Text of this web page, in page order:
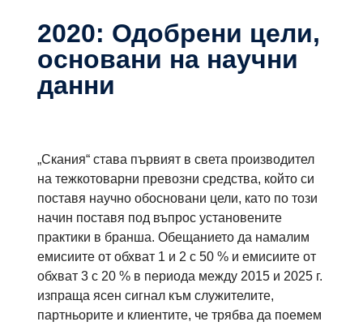
2020: Одобрени цели,
основани на научни
данни
„Скания“ става първият в света производител
на тежкотоварни превозни средства, който си
поставя научно обосновани цели, като по този
начин поставя под въпрос установените
практики в бранша. Обещанието да намалим
емисиите от обхват 1 и 2 с 50 % и емисиите от
обхват 3 с 20 % в периода между 2015 и 2025 г.
изпраща ясен сигнал към служителите,
партньорите и клиентите, че трябва да поемем